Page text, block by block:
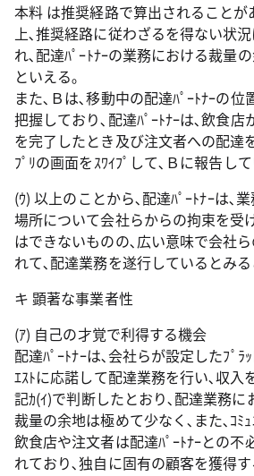
本料 は推奨経路で算出されることが
上､推奨経路に従わざるを得ない状
れ､配達ﾊﾟｰﾄﾅｰの業務における裁量
といえる｡
また､Ｂは､移動中の配達ﾊﾟｰﾄﾅｰの位
把握しており､配達ﾊﾟｰﾄﾅｰは､飲食店
を完了したとき及び注文者への配達
ﾌﾟﾘの画面をｽﾜｲﾌﾟして､Ｂに報告し
(ｳ) 以上のことから､配達ﾊﾟｰﾄﾅｰは､
場所について会社らからの拘束を受
はできないものの､広い意味で会社
れて､配達業務を遂行しているとみ
キ 顕著な事業者性
(ｱ) 自己の才覚で利得する機会
配達ﾊﾟｰﾄﾅｰは､会社らが設定したﾌﾟﾗ
ｴｽﾄに応諾して配達業務を行い､収入
記ｶ(ｲ)で判断したとおり､配達業務に
裁量の余地は極めて少なく､また､ｺﾐｭ
飲食店や注文者は配達ﾊﾟｰﾄﾅｰとの不
れており､独自に固有の顧客を獲得